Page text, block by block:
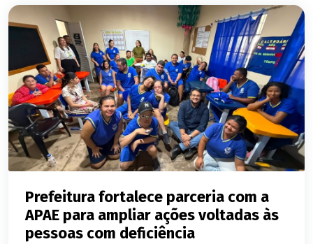
Prefeitura fortalece parceria com a
APAE para ampliar ações voltadas às
pessoas com deficiência